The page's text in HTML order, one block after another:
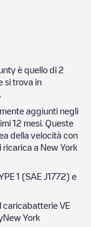
è quello di 2
si trova in
aggiunti negli
12 mesi. Queste
della velocità con
ricarica a New York
1 (SAE J1772) e
caricabatterie VE
New York